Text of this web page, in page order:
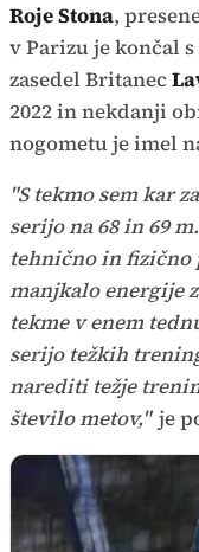
Roje Stona,
v Parizu je končal s
zasedel Britanec
2022 in nekdanji
nogometu je imel
"S tekmo sem kar
serijo na 68 in 69
tehnično in fizično
manjkalo energije
tekme v enem
serijo težkih
narediti težje
število metov," je